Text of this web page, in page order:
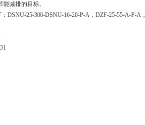
减排的目标。
25-300-DSNU-16-20-P-A，DZF-25-55-A-P-A，